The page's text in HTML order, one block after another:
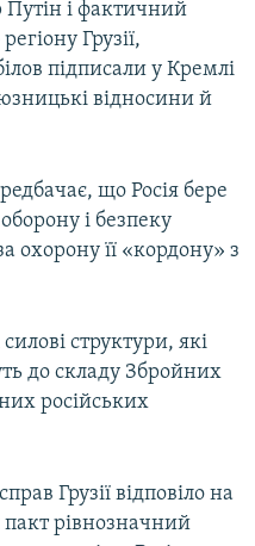
Путін і фактичний
Грузії,
підписали у Кремлі
відносини й
що Росія бере
і безпеку
охорону її «кордону» з
структури, які
до складу Збройних
російських
Грузії відповіло на
рівнозначний